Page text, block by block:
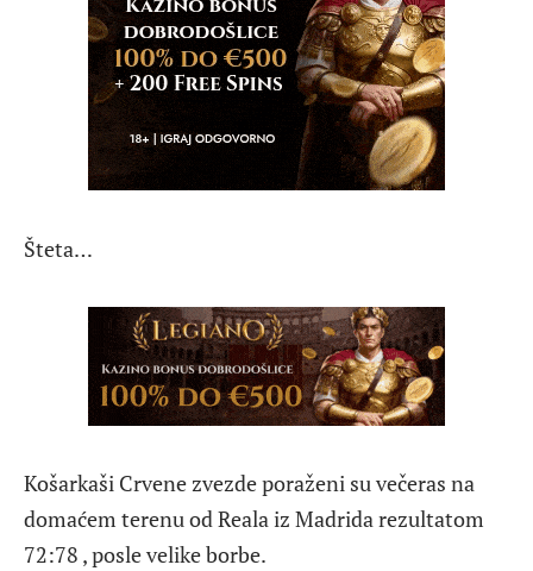
Šteta…
Košarkaši Crvene zvezde poraženi su večeras na
domaćem terenu od Reala iz Madrida rezultatom
72:78 , posle velike borbe.